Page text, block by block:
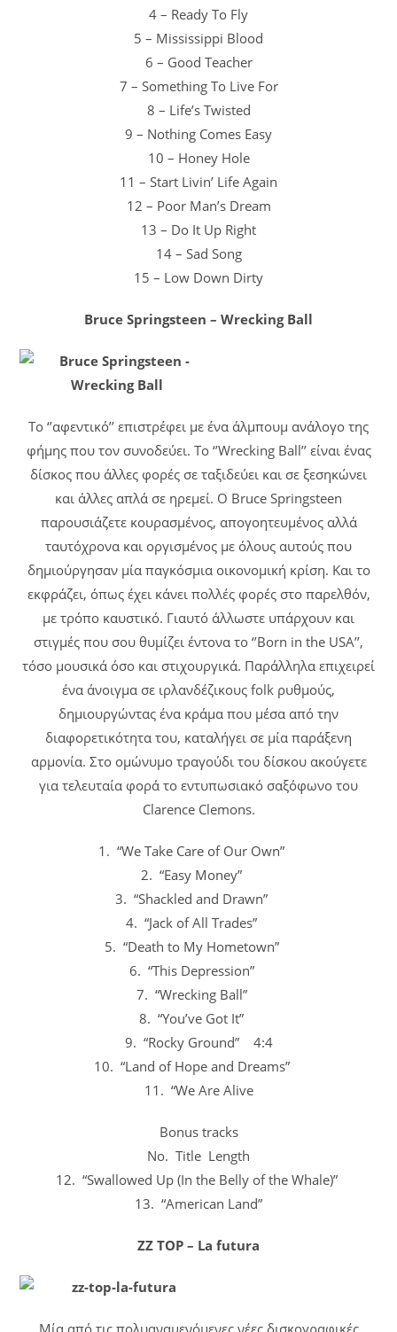
4 – Ready To Fly
5 – Mississippi Blood
6 – Good Teacher
7 – Something To Live For
8 – Life’s Twisted
9 – Nothing Comes Easy
10 – Honey Hole
11 – Start Livin’ Life Again
12 – Poor Man’s Dream
13 – Do It Up Right
14 – Sad Song
15 – Low Down Dirty
Bruce Springsteen – Wrecking Ball
Το ‘’αφεντικό’’ επιστρέφει με ένα άλμπουμ ανάλογο της
φήμης που τον συνοδεύει. Το ‘’Wrecking Ball’’ είναι ένας
δίσκος που άλλες φορές σε ταξιδεύει και σε ξεσηκώνει
και άλλες απλά σε ηρεμεί. Ο Bruce Springsteen
παρουσιάζετε κουρασμένος, απογοητευμένος αλλά
ταυτόχρονα και οργισμένος με όλους αυτούς που
δημιούργησαν μία παγκόσμια οικονομική κρίση. Και το
εκφράζει, όπως έχει κάνει πολλές φορές στο παρελθόν,
με τρόπο καυστικό. Γιαυτό άλλωστε υπάρχουν και
στιγμές που σου θυμίζει έντονα το ‘’Born in the USA’’,
τόσο μουσικά όσο και στιχουργικά. Παράλληλα επιχειρεί
ένα άνοιγμα σε ιρλανδέζικους folk ρυθμούς,
δημιουργώντας ένα κράμα που μέσα από την
διαφορετικότητα του, καταλήγει σε μία παράξενη
αρμονία. Στο ομώνυμο τραγούδι του δίσκου ακούγετε
για τελευταία φορά το εντυπωσιακό σαξόφωνο του
Clarence Clemons.
1. “We Take Care of Our Own”
2. “Easy Money”
3. “Shackled and Drawn”
4. “Jack of All Trades”
5. “Death to My Hometown”
6. “This Depression”
7. “Wrecking Ball”
8. “You’ve Got It”
9. “Rocky Ground” 4:4
10. “Land of Hope and Dreams”
11. “We Are Alive
Bonus tracks
No. Title Length
12. “Swallowed Up (In the Belly of the Whale)”
13. “American Land”
ZZ TOP – La futura
Μία από τις πολυαναμενόμενες νέες δισκογραφικές